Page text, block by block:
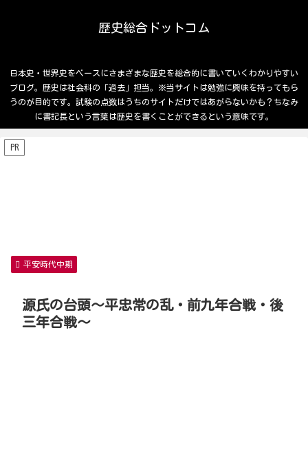
歴史総合ドットコム
日本史・世界史をベースにさまざまな歴史を総合的に書いていくわかりやすい
ブログ。歴史は社会科の「過去」担当。※当サイトは勉強に興味を持ってもら
うのが目的です。試験の点数はうちのサイトだけではあがらないかも？ちなみ
に書記長という言葉は歴史を書くことができるという意味です。
PR
平安時代中期
源氏の台頭～平忠常の乱・前九年合戦・後
三年合戦～